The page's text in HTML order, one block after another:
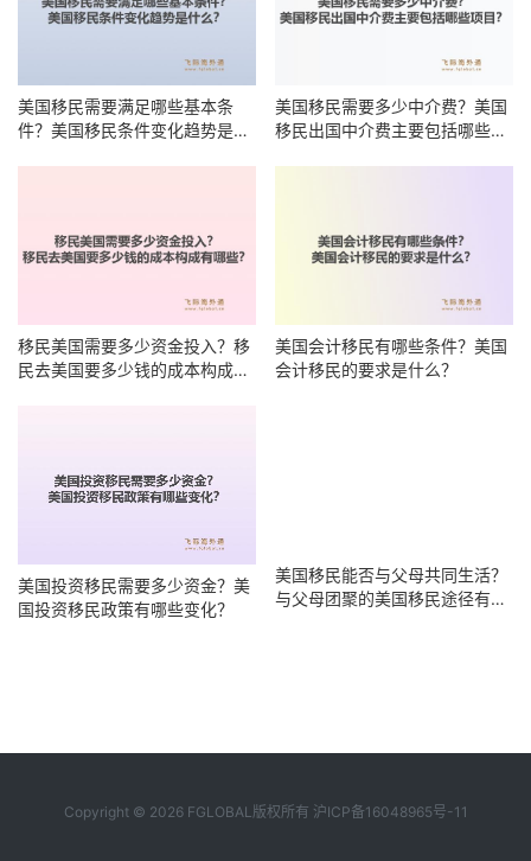
美国移民需要满足哪些基本条
件？美国移民条件变化趋势是什
美国移民需要多少中介费？美国
移民出国中介费主要包括哪些项
移民美国需要多少资金投入？移
民去美国要多少钱的成本构成有
美国会计移民有哪些条件？美国
会计移民的要求是什么？
美国投资移民需要多少资金？美
国投资移民政策有哪些变化？
美国移民能否与父母共同生活？
与父母团聚的美国移民途径有哪
Copyright © 2026 FGLOBAL版权所有 沪ICP备16048965号-11